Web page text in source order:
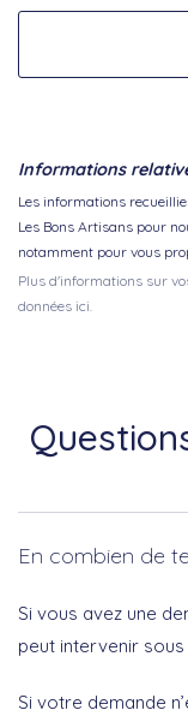
Informations
Les informations
Les Bons Artisans pour
notamment pour vous
Plus d'informations sur
données ici.
En combien de
Si vous avez une
peut intervenir sous
Si votre demande